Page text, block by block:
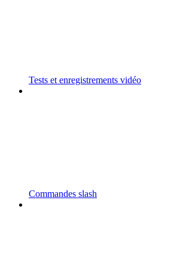
Tests et enregistrements vidéo
Commandes slash